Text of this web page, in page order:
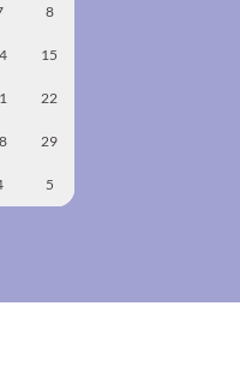
8
15
22
29
5